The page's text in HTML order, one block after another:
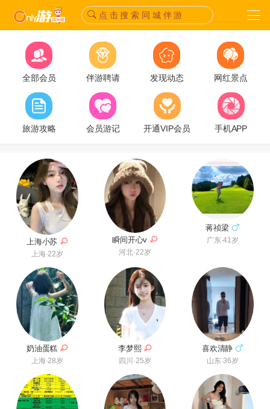
点 击 搜 索 同 城 伴 游
全部会员 伴游聘请 发现动态 网红景点
旅游攻略 会员游记 开通VIP会员 手机APP
上海小苏
上海·22岁
瞬间开心v
河北·22岁
蒋祯梁
广东·41岁
奶油蛋糕
上海·28岁
李梦熙
四川·25岁
喜欢清静
山东·36岁